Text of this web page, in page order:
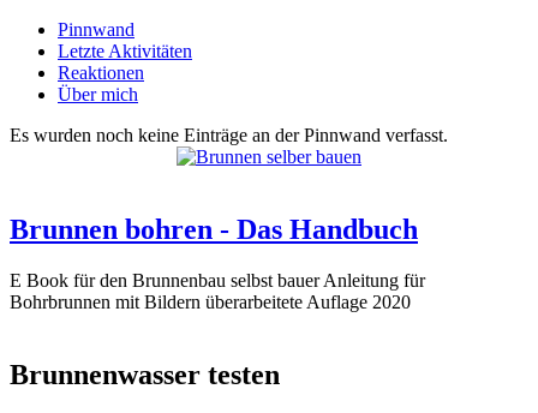
Pinnwand
Letzte Aktivitäten
Reaktionen
Über mich
Es wurden noch keine Einträge an der Pinnwand verfasst.
Brunnen bohren - Das Handbuch
E Book für den Brunnenbau selbst bauer Anleitung für
Bohrbrunnen mit Bildern überarbeitete Auflage 2020
Brunnenwasser testen